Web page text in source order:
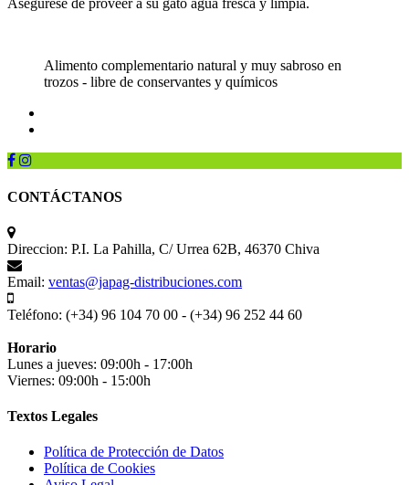
Asegúrese de proveer a su gato agua fresca y limpia.
Alimento complementario natural y muy sabroso en
trozos - libre de conservantes y químicos
CONTÁCTANOS
Direccion: P.I. La Pahilla, C/ Urrea 62B, 46370 Chiva
Email: ventas@japag-distribuciones.com
Teléfono: (+34) 96 104 70 00 - (+34) 96 252 44 60
Horario
Lunes a jueves: 09:00h - 17:00h
Viernes: 09:00h - 15:00h
Textos Legales
Política de Protección de Datos
Política de Cookies